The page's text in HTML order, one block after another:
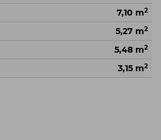
7,10 m2
5,27 m2
5,48 m2
3,15 m2